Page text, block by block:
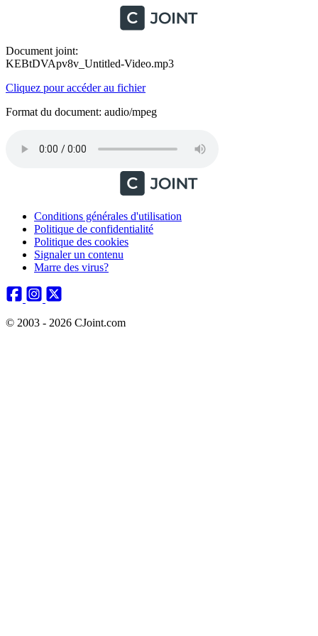
Document joint:
KEBtDVApv8v_Untitled-Video.mp3
Cliquez pour accéder au fichier
Format du document: audio/mpeg
Conditions générales d'utilisation
Politique de confidentialité
Politique des cookies
Signaler un contenu
Marre des virus?
© 2003 - 2026 CJoint.com